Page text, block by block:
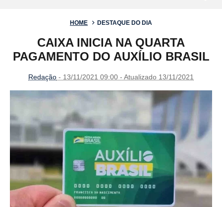
HOME DESTAQUE DO DIA
CAIXA INICIA NA QUARTA
PAGAMENTO DO AUXÍLIO BRASIL
Redação - 13/11/2021 09:00 - Atualizado 13/11/2021